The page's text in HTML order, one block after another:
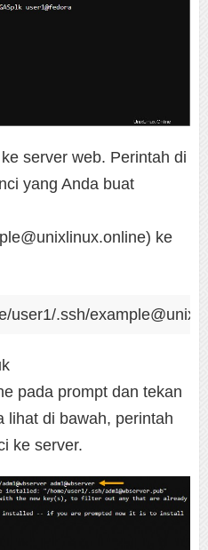
server web. Perintah di
yang Anda buat
ke
user1/.ssh/
pada prompt dan tekan
lihat di bawah, perintah
ke server.